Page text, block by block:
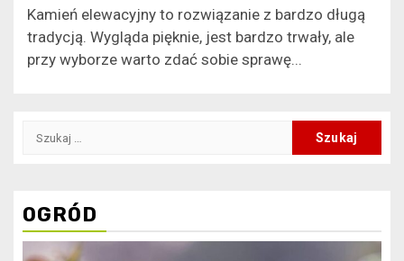
Kamień elewacyjny to rozwiązanie z bardzo długą
tradycją. Wygląda pięknie, jest bardzo trwały, ale
przy wyborze warto zdać sobie sprawę...
Szukaj:
OGRÓD